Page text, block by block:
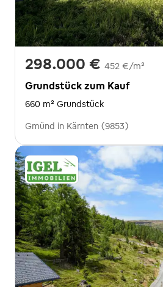
298.000 € 452 €/m²
Grundstück zum Kauf
660 m² Grundstück
Gmünd in Kärnten (9853)